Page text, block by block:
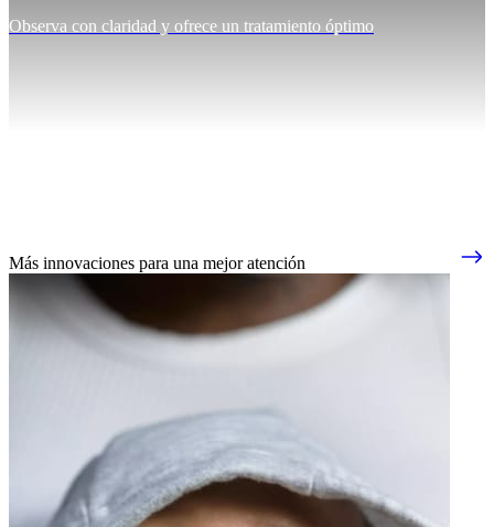
Observa con claridad y ofrece un tratamiento óptimo
Más innovaciones para una mejor atención